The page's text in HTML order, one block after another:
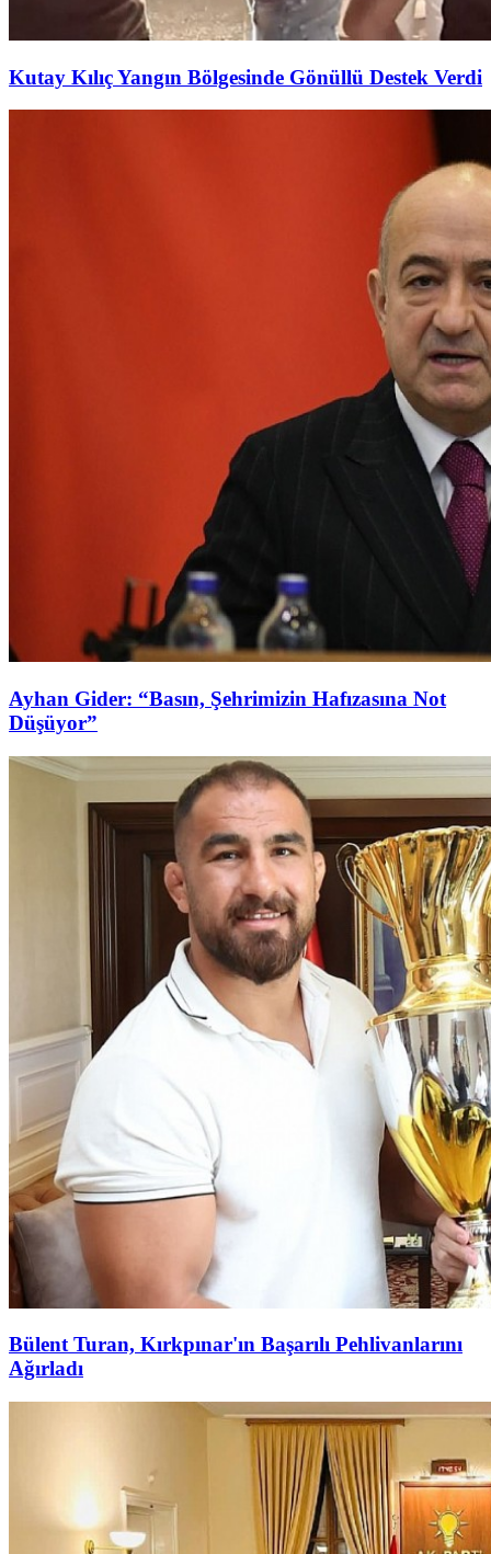
Kutay Kılıç Yangın Bölgesinde Gönüllü Destek Verdi
Ayhan Gider: “Basın, Şehrimizin Hafızasına Not
Düşüyor”
Bülent Turan, Kırkpınar'ın Başarılı Pehlivanlarını
Ağırladı